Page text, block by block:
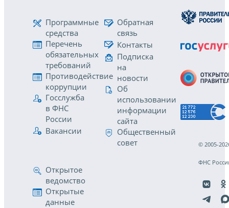
Программные
средства
Перечень
обязательных
требований
Противодействие
коррупции
Госслужба
в ФНС
России
Вакансии
Обратная
связь
Контакты
Подписка
на
новости
Об
использовании
информации
сайта
Общественный
совет
Открытое
ведомство
Открытые
данные
© 2005-
ФНС